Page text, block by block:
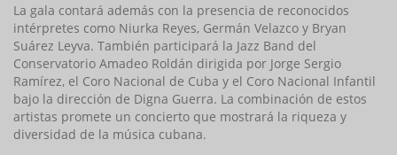
La gala contará además con la presencia de reconocidos
intérpretes como Niurka Reyes, Germán Velazco y Bryan
Suárez Leyva. También participará la Jazz Band del
Conservatorio Amadeo Roldán dirigida por Jorge Sergio
Ramírez, el Coro Nacional de Cuba y el Coro Nacional Infantil
bajo la dirección de Digna Guerra. La combinación de estos
artistas promete un concierto que mostrará la riqueza y
diversidad de la música cubana.